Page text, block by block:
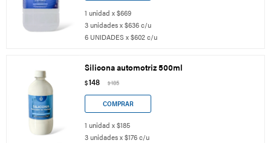
1 unidad x $669
3 unidades x $636 c/u
6 UNIDADES x $602 c/u
Silicona automotriz 500ml
$148 $185
1 unidad x $185
3 unidades x $176 c/u